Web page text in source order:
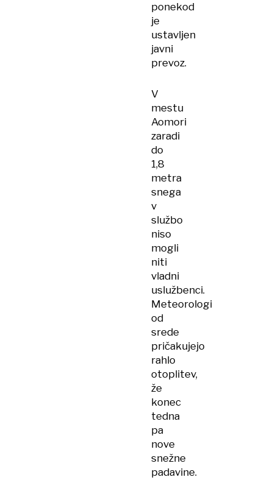
ponekod
je
ustavljen
javni
prevoz.
V
mestu
Aomori
zaradi
do
1,8
metra
snega
v
službo
niso
mogli
niti
vladni
uslužbenci.
Meteorologi
od
srede
pričakujejo
rahlo
otoplitev,
že
konec
tedna
pa
nove
snežne
padavine.